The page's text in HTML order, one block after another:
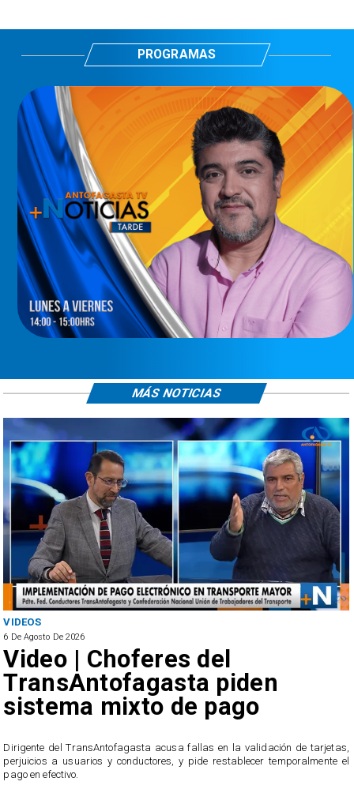
PROGRAMAS
VIDEOS
6 De Agosto De 2026
Video | Choferes del
TransAntofagasta piden
sistema mixto de pago
​Dirigente del TransAntofagasta acusa fallas en la validación de tarjetas,
perjuicios a usuarios y conductores, y pide restablecer temporalmente el
pago en efectivo.
MÁS NOTICIAS